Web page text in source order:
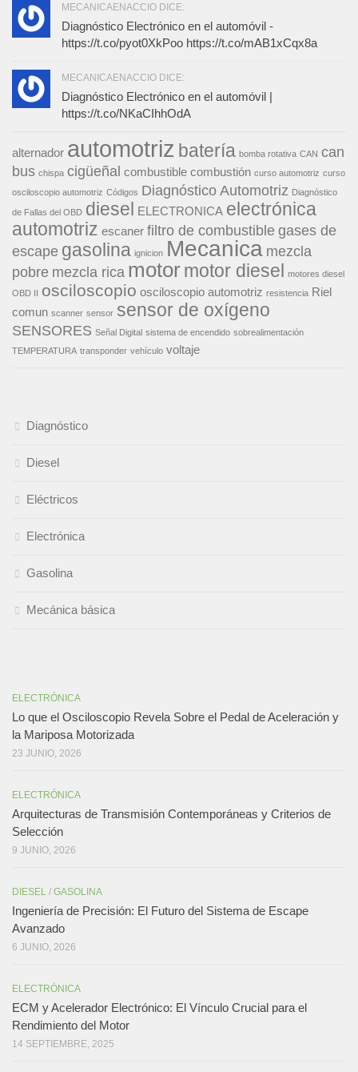
MECANICAENACCIO DICE:
Diagnóstico Electrónico en el automóvil -
https://t.co/pyot0XkPoo https://t.co/mAB1xCqx8a
MECANICAENACCIO DICE:
Diagnóstico Electrónico en el automóvil |
https://t.co/NKaCIhhOdA
alternador automotriz batería bomba rotativa CAN can
bus chispa cigüeñal combustible combustión curso automotriz curso
osciloscopio automotriz Códigos Diagnóstico Automotriz Diagnóstico
de Fallas del OBD diesel ELECTRONICA electrónica
automotriz escaner filtro de combustible gases de
escape gasolina ignicion Mecanica mezcla
pobre mezcla rica motormotor diesel
motores diesel
OBD II osciloscopio osciloscopio automotriz resistencia Riel
comun scanner sensor sensor de oxígeno
SENSORES Señal Digital sistema de encendido sobrealimentación
TEMPERATURA transponder vehículo voltaje
Diagnóstico
Diesel
Eléctricos
Electrónica
Gasolina
Mecánica básica
ELECTRÓNICA
Lo que el Osciloscopio Revela Sobre el Pedal de Aceleración y
la Mariposa Motorizada
23 JUNIO, 2026
ELECTRÓNICA
Arquitecturas de Transmisión Contemporáneas y Criterios de
Selección
9 JUNIO, 2026
DIESEL / GASOLINA
Ingeniería de Precisión: El Futuro del Sistema de Escape
Avanzado
6 JUNIO, 2026
ELECTRÓNICA
ECM y Acelerador Electrónico: El Vínculo Crucial para el
Rendimiento del Motor
14 SEPTIEMBRE, 2025